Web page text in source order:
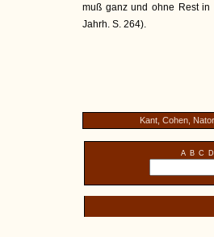
muß ganz und ohne Rest in
Jahrh. S. 264).
Kant, Cohen,
A B C D